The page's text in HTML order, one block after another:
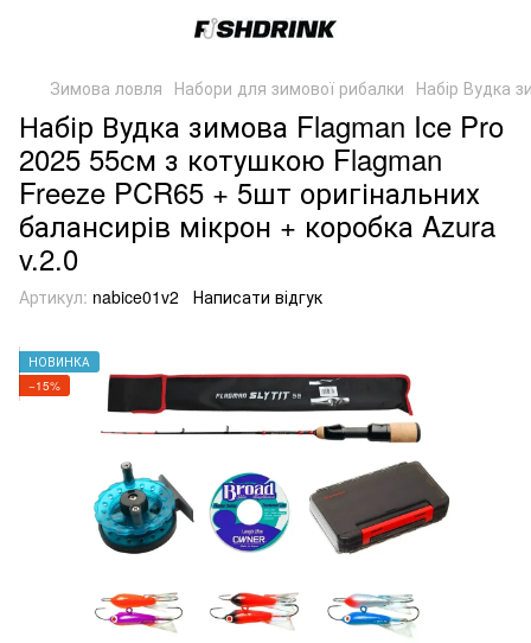
Зимова ловля Набори для зимової рибалки Набір Вудка
Набір Вудка зимова Flagman Ice Pro
2025 55см з котушкою Flagman
Freeze PCR65 + 5шт оригінальних
балансирів мікрон + коробка Azura
v.2.0
Артикул: nabice01v2 Написати відгук
НОВИНКА
−15%